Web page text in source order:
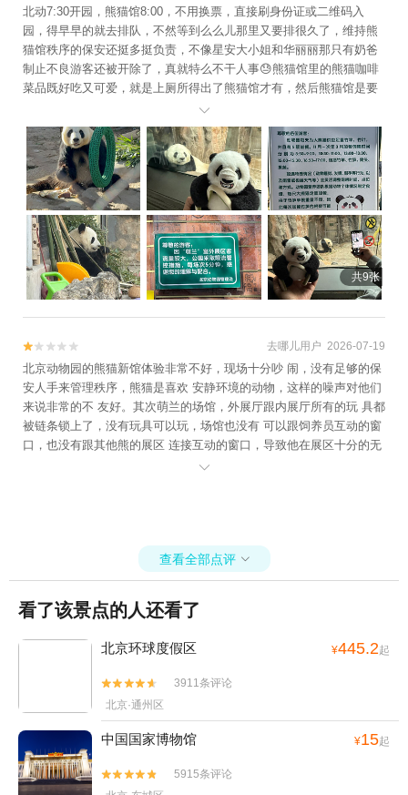
北动7:30开园，熊猫馆8:00，不用换票，直接刷身份证或二维码入
园，得早早的就去排队，不然等到么么儿那里又要排很久了，维持熊
猫馆秩序的保安还挺多挺负责，不像星安大小姐和华丽丽那只有奶爸
制止不良游客还被开除了，真就特么不干人事😓熊猫馆里的熊猫咖啡
菜品既好吃又可爱，就是上厕所得出了熊猫馆才有，然后熊猫馆是要
单独收门票的，即使分开收门票也依然很便宜辣，不知道是不是门票
过于便宜，导致么么儿他们的场地无法扩建，终身关在那么小的院子
里，还是很难受的哈🥲

共9张

 去哪儿用户 2026-07-19
北京动物园的熊猫新馆体验非常不好，现场十分吵 闹，没有足够的保
安人手来管理秩序，熊猫是喜欢 安静环境的动物，这样的噪声对他们
来说非常的不 友好。其次萌兰的场馆，外展厅跟内展厅所有的玩 具都
被链条锁上了，没有玩具可以玩，场馆也没有 可以跟饲养员互动的窗
口，也没有跟其他熊的展区 连接互动的窗口，导致他在展区十分的无
聊，精神 状态肉眼可见的不好，内舍门也不是自由打开，可 以让萌兰

查看全部点评 
看了该景点的人还看了
北京环球度假区 ¥445.2起


3911条评论
北京·通州区
中国国家博物馆 ¥15起


5915条评论